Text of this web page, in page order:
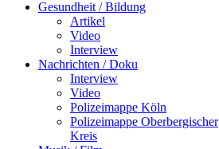
Gesundheit / Bildung
Artikel
Video
Interview
Nachrichten / Doku
Interview
Video
Polizeimappe Köln
Polizeimappe Oberbergischer
Kreis